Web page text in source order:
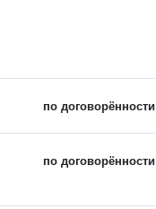
по договорённости
по договорённости